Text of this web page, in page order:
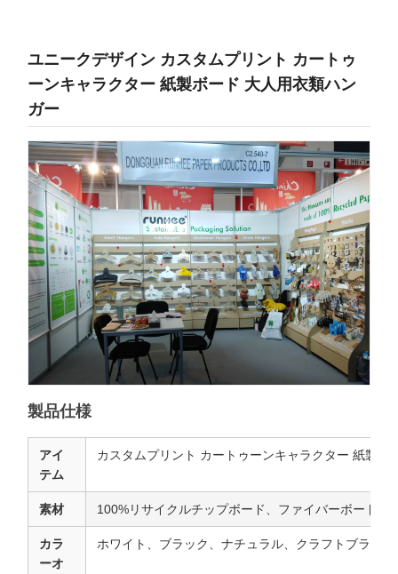
ユニークデザイン カスタムプリント カートゥ
ーンキャラクター 紙製ボード 大人用衣類ハン
ガー
製品仕様
アイ
テム
カスタムプリント カートゥーンキャラクター 紙製ボ
素材 100%リサイクルチップボード、ファイバーボード、
カラ
ーオ
ホワイト、ブラック、ナチュラル、クラフトブラウ